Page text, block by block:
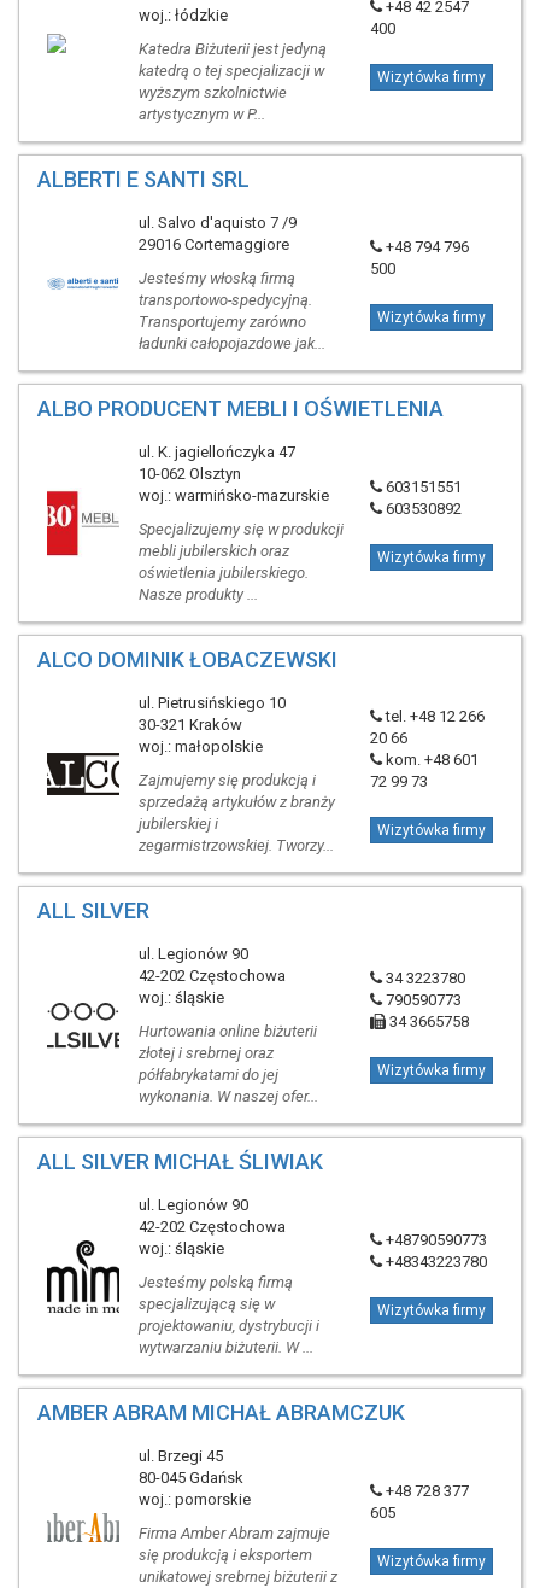
woj.: łódzkie
Katedra Biżuterii jest jedyną
katedrą o tej specjalizacji w
wyższym szkolnictwie
artystycznym w P...
+48 42 2547
400
Wizytówka firmy
ALBERTI E SANTI SRL
ul. Salvo d'aquisto 7 /9
29016 Cortemaggiore
Jesteśmy włoską firmą
transportowo-spedycyjną.
Transportujemy zarówno
ładunki całopojazdowe jak...
+48 794 796
500
Wizytówka firmy
ALBO PRODUCENT MEBLI I OŚWIETLENIA
ul. K. jagiellończyka 47
10-062 Olsztyn
woj.: warmińsko-mazurskie
Specjalizujemy się w produkcji
mebli jubilerskich oraz
oświetlenia jubilerskiego.
Nasze produkty ...
603151551
603530892
Wizytówka firmy
ALCO DOMINIK ŁOBACZEWSKI
ul. Pietrusińskiego 10
30-321 Kraków
woj.: małopolskie
Zajmujemy się produkcją i
sprzedażą artykułów z branży
jubilerskiej i
zegarmistrzowskiej. Tworzy...
tel. +48 12 266
20 66
kom. +48 601
72 99 73
Wizytówka firmy
ALL SILVER
ul. Legionów 90
42-202 Częstochowa
woj.: śląskie
Hurtowania online biżuterii
złotej i srebrnej oraz
półfabrykatami do jej
wykonania. W naszej ofer...
34 3223780
790590773
34 3665758
Wizytówka firmy
ALL SILVER MICHAŁ ŚLIWIAK
ul. Legionów 90
42-202 Częstochowa
woj.: śląskie
Jesteśmy polską firmą
specjalizującą się w
projektowaniu, dystrybucji i
wytwarzaniu biżuterii. W ...
+48790590773
+48343223780
Wizytówka firmy
AMBER ABRAM MICHAŁ ABRAMCZUK
ul. Brzegi 45
80-045 Gdańsk
woj.: pomorskie
Firma Amber Abram zajmuje
się produkcją i eksportem
unikatowej srebrnej biżuterii z
+48 728 377
605
Wizytówka firmy